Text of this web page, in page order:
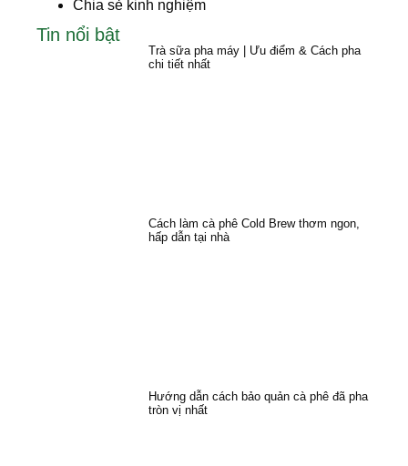
Chia sẻ kinh nghiệm
Tin nổi bật
Trà sữa pha máy | Ưu điểm & Cách pha
chi tiết nhất
Cách làm cà phê Cold Brew thơm ngon,
hấp dẫn tại nhà
Hướng dẫn cách bảo quản cà phê đã pha
tròn vị nhất